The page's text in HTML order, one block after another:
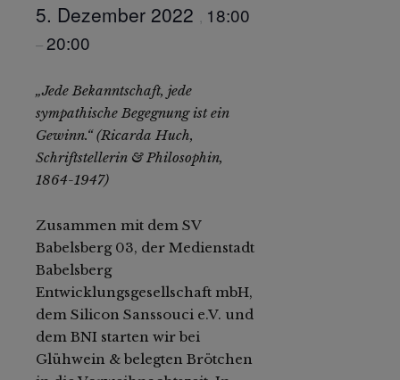
5. Dezember 2022 , 18:00
– 20:00
„Jede Bekanntschaft, jede
sympathische Begegnung ist ein
Gewinn.“ (Ricarda Huch,
Schriftstellerin & Philosophin,
1864-1947)
Zusammen mit dem SV
Babelsberg 03, der Medienstadt
Babelsberg
Entwicklungsgesellschaft mbH,
dem Silicon Sanssouci e.V. und
dem BNI starten wir bei
Glühwein & belegten Brötchen